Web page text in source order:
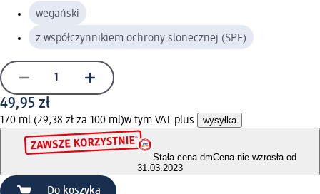
wegański
z współczynnikiem ochrony slonecznej (SPF)
49,95 zł
170 ml (29,38 zł za 100 ml)w tym VAT plus wysyłka
Stała cena dmCena nie wzrosła od
31.03.2023
Do koszyka